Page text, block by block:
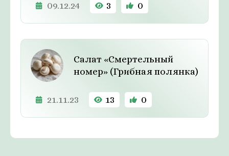
09.12.24 3 0
Салат «Смертельный
номер» (Грибная полянка)
21.11.23 13 0